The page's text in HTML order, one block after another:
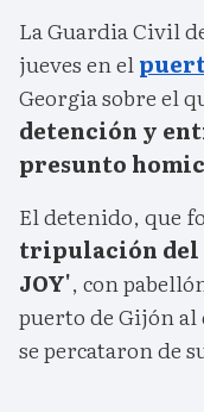
La Guardia Civil
jueves en el
Georgia sobre el
detención y
presunto
El detenido, que
tripulación del
JOY', con
puerto de Gijón al
se percataron de